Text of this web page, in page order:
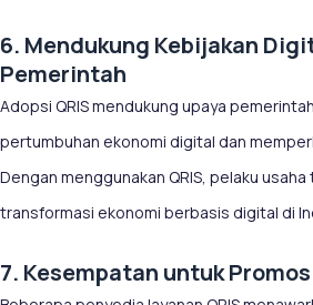
6. Mendukung Kebijakan
Pemerintah
Adopsi QRIS mendukung upaya
pertumbuhan ekonomi digital dan
Dengan menggunakan QRIS, pelaku
transformasi ekonomi berbasis digital di
7. Kesempatan untuk